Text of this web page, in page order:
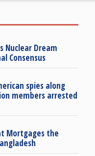
Nuclear Dream
Consensus
spies along
members arrested
Mortgages the